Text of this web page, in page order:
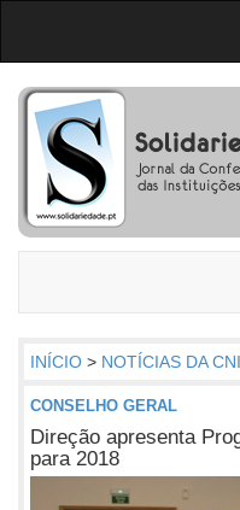
INÍCIO > NOTÍCIAS DA
CONSELHO GERAL
Direção apresenta
para 2018